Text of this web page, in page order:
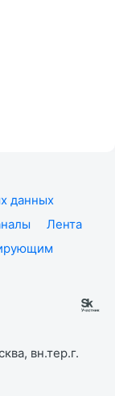
данных
Лента
вн.тер.г.